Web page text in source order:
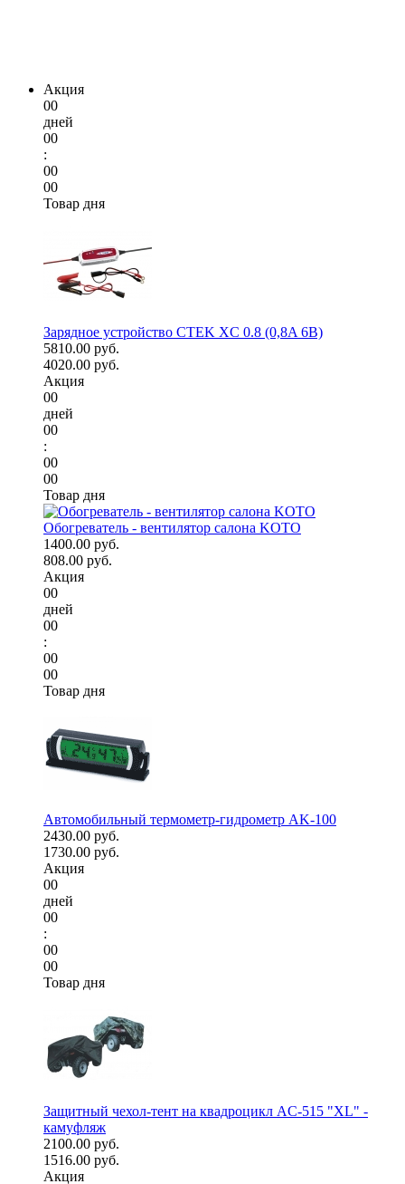
Акция
00
дней
00
:
00
00
Товар дня
Зарядное устройство CTEK XC 0.8 (0,8A 6В)
5810.00 руб.
4020.00 руб.
Акция
00
дней
00
:
00
00
Товар дня
Обогреватель - вентилятор салона KOTO
1400.00 руб.
808.00 руб.
Акция
00
дней
00
:
00
00
Товар дня
Автомобильный термометр-гидрометр AK-100
2430.00 руб.
1730.00 руб.
Акция
00
дней
00
:
00
00
Товар дня
Защитный чехол-тент на квадроцикл AC-515 "XL" -
камуфляж
2100.00 руб.
1516.00 руб.
Акция